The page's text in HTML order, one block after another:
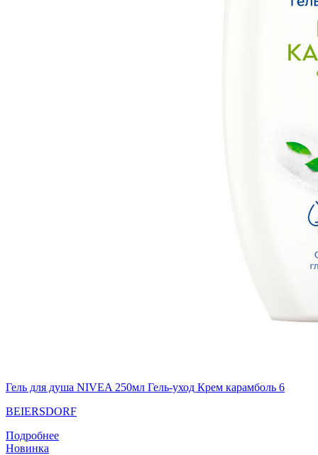
Гель для душа NIVEA 250мл Гель-уход Крем карамболь 6
BEIERSDORF
Подробнее
Новинка